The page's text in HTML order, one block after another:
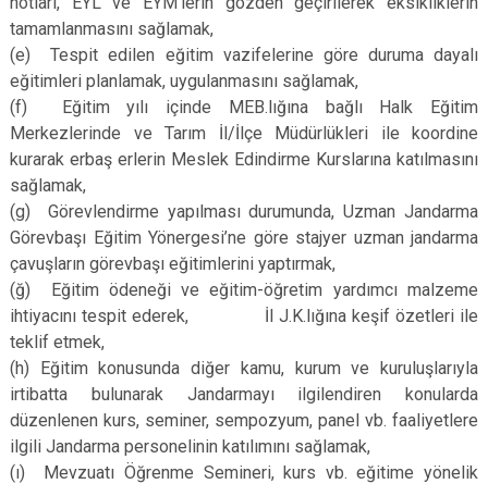
tamamlanmasını sağlamak,
(e)
Tespit edilen eğitim vazifelerine göre duruma dayalı
eğitimleri planlamak, uygulanmasını sağlamak,
(f)
Eğitim yılı içinde MEB.lığına bağlı Halk Eğitim
Merkezlerinde ve Tarım İl/İlçe Müdürlükleri ile koordine
kurarak erbaş erlerin Meslek Edindirme Kurslarına katılmasını
sağlamak,
(g)
Görevlendirme yapılması durumunda, Uzman Jandarma
Görevbaşı Eğitim Yönergesi’ne göre stajyer uzman jandarma
çavuşların görevbaşı eğitimlerini yaptırmak,
(ğ)
Eğitim ödeneği ve eğitim-öğretim yardımcı malzeme
ihtiyacını tespit ederek, İl J.K.lığına keşif özetleri ile
teklif etmek,
(h)
Eğitim konusunda diğer kamu, kurum ve kuruluşlarıyla
irtibatta bulunarak Jandarmayı ilgilendiren konularda
düzenlenen kurs, seminer, sempozyum, panel vb. faaliyetlere
ilgili Jandarma personelinin katılımını sağlamak,
(ı)
Mevzuatı Öğrenme Semineri, kurs vb. eğitime yönelik